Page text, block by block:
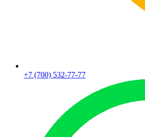
+7 (700) 532-77-77